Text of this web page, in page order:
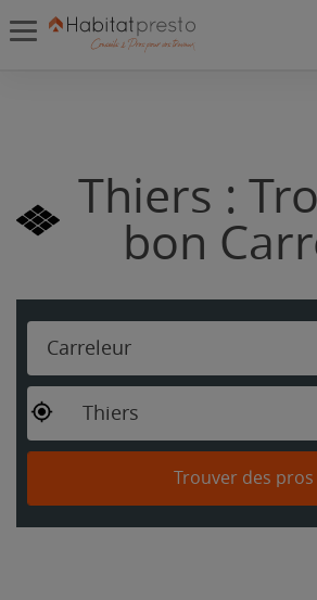
Thiers :
bon
Carreleur
Thiers
Trouver des pros